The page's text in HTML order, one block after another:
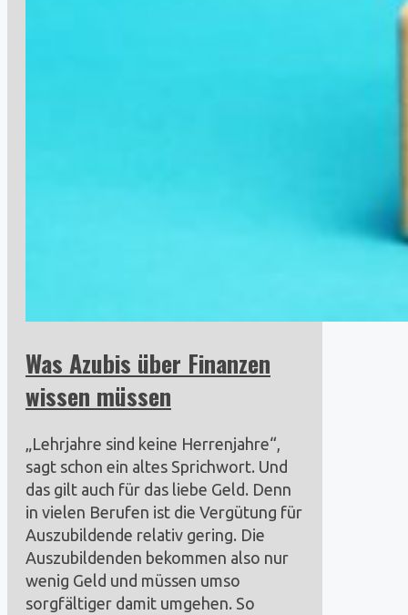
Was Azubis über Finanzen
wissen müssen
„Lehrjahre sind keine Herrenjahre“,
sagt schon ein altes Sprichwort. Und
das gilt auch für das liebe Geld. Denn
in vielen Berufen ist die Vergütung für
Auszubildende relativ gering. Die
Auszubildenden bekommen also nur
wenig Geld und müssen umso
sorgfältiger damit umgehen. So